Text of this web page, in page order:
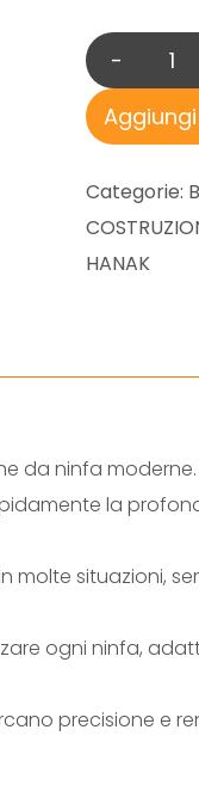
H
A
N
K
R
O
D
I
R
u
-
Categorie:
HANAK
da ninfa moderne.
la
molte situazioni,
ogni ninfa,
precisione e